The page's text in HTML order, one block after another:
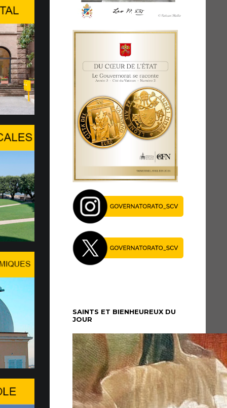
de haut niveau à
DE LA PERSONNE HUMAINE
L’INTELLIGENCE ARTIFICIELLE
du Center Stage du Palexpo, s’est tenue à
midi du...
du Pape au WSIS Forum
FACE À UN TOURNANT
XIV réaffirme la présence du Saint-Siège,
au dialogue, en particulier en
Juillet le Pape Léon XIV…
midi du dimanche 5 juillet, le Pape Léon XIV
Palais apostolique de Castel Gandolfo, où il
de repos...
à Genève du WSIS Forum
du WSIS Forum s’ouvre aujourd’hui à
d’un important rendez-vous multilatéral
SAINTS ET BIENHEUREUX DU
JOUR